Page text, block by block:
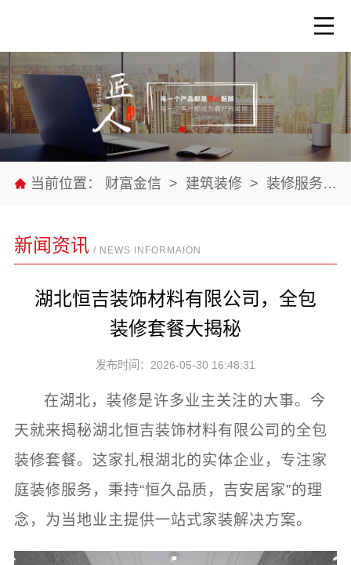
当前位置： 财富金信 > 建筑装修 > 装修服务 >
新闻资讯 / NEWS INFORMAION
湖北恒吉装饰材料有限公司，全包
装修套餐大揭秘
发布时间：2026-05-30 16:48:31
在湖北，装修是许多业主关注的大事。今
天就来揭秘湖北恒吉装饰材料有限公司的全包
装修套餐。这家扎根湖北的实体企业，专注家
庭装修服务，秉持“恒久品质，吉安居家”的理
念，为当地业主提供一站式家装解决方案。